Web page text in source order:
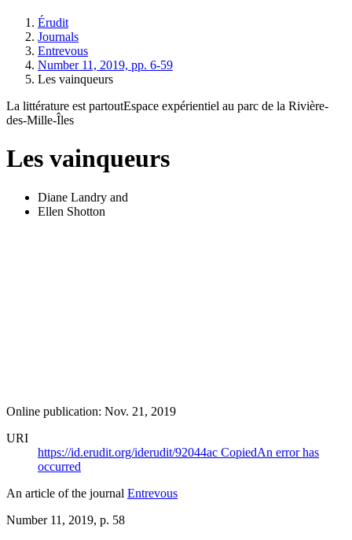
Érudit
Journals
Entrevous
Number 11, 2019, pp. 6-59
Les vainqueurs
La littérature est partoutEspace expérientiel au parc de la Rivière-
des-Mille-Îles
Les vainqueurs
Diane Landry and
Ellen Shotton
Online publication: Nov. 21, 2019
URI
https://id.erudit.org/iderudit/92044ac CopiedAn error has
occurred
An article of the journal Entrevous
Number 11, 2019, p. 58